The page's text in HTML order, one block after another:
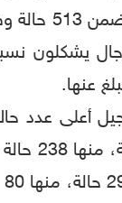
عنها.
أعلى عدد